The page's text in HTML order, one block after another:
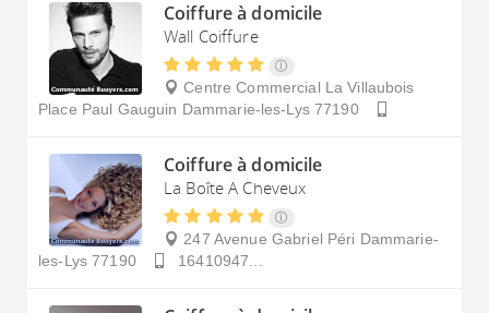
Coiffure à domicile
Wall Coiffure
Centre Commercial La Villaubois
Place Paul Gauguin Dammarie-les-Lys 77190
Coiffure à domicile
La Boîte A Cheveux
247 Avenue Gabriel Péri Dammarie-
les-Lys 77190 16410947...